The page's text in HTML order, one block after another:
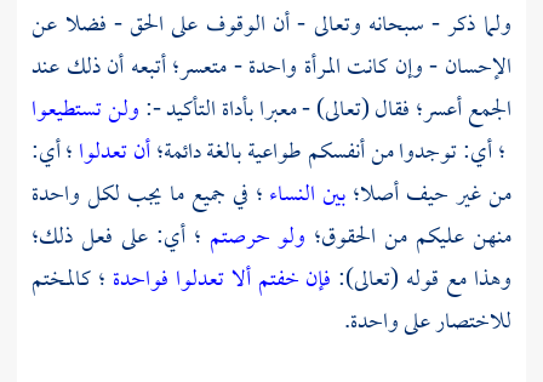
ولما ذكر - سبحانه وتعالى - أن الوقوف على الحق - فضلا عن
الإحسان - وإن كانت المرأة واحدة - متعسر؛ أتبعه أن ذلك عند
الجمع أعسر؛ فقال (تعالى) - معبرا بأداة التأكيد -:ولن تستطيعوا
؛ أي: توجدوا من أنفسكم طواعية بالغة دائمة؛أن تعدلوا؛ أي:
من غير حيف أصلا؛بين النساء؛ في جميع ما يجب لكل واحدة
منهن عليكم من الحقوق؛ ولو حرصتم ؛ أي: على فعل ذلك؛
وهذا مع قوله (تعالى): فإن خفتم ألا تعدلوا فواحدة ؛ كالمختم
للاختصار على واحدة.